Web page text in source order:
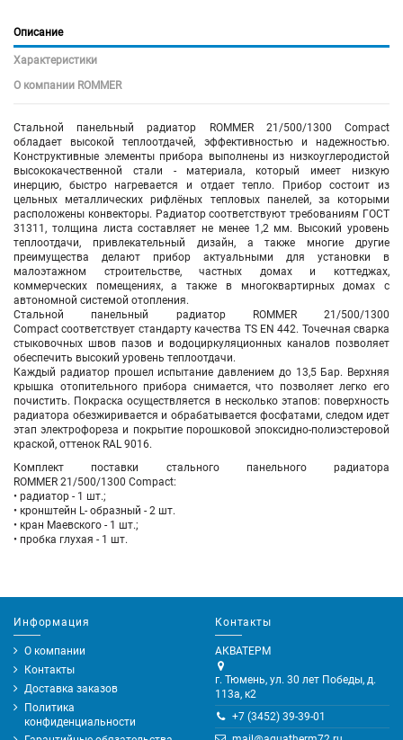
Описание
Характеристики
О компании ROMMER
Стальной панельный радиатор ROMMER 21/500/1300 Compact
обладает высокой теплоотдачей, эффективностью и надежностью.
Конструктивные элементы прибора выполнены из низкоуглеродистой
высококачественной стали - материала, который имеет низкую
инерцию, быстро нагревается и отдает тепло. Прибор состоит из
цельных металлических рифлёных тепловых панелей, за которыми
расположены конвекторы. Радиатор соответствуют требованиям ГОСТ
31311, толщина листа составляет не менее 1,2 мм. Высокий уровень
теплоотдачи, привлекательный дизайн, а также многие другие
преимущества делают прибор актуальными для установки в
малоэтажном строительстве, частных домах и коттеджах,
коммерческих помещениях, а также в многоквартирных домах с
автономной системой отопления.
Стальной панельный радиатор ROMMER 21/500/1300
Compact соответствует стандарту качества TS EN 442. Точечная сварка
стыковочных швов пазов и водоциркуляционных каналов позволяет
обеспечить высокий уровень теплоотдачи.
Каждый радиатор прошел испытание давлением до 13,5 Бар. Верхняя
крышка отопительного прибора снимается, что позволяет легко его
почистить. Покраска осуществляется в несколько этапов: поверхность
радиатора обезжиривается и обрабатывается фосфатами, следом идет
этап электрофореза и покрытие порошковой эпоксидно-полиэстеровой
краской, оттенок RAL 9016.
Комплект поставки стального панельного радиатора
ROMMER 21/500/1300 Compact:
• радиатор - 1 шт.;
• кронштейн L- образный - 2 шт.
• кран Маевского - 1 шт.;
• пробка глухая - 1 шт.
Информация
О компании
Контакты
Доставка заказов
Политика
конфиденциальности
Контакты
АКВАТЕРМ
г. Тюмень, ул. 30 лет Победы, д.
113а, к2
+7 (3452) 39-39-01